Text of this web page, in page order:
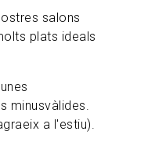
salons
plats ideals
minusvàlides.
a l'estiu).